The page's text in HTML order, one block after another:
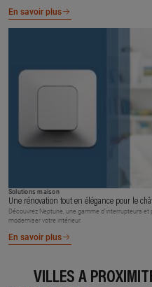
En savoir plus
Solutions maison
Une rénovation tout en élégance pour le
Découvrez Neptune, une gamme d’interrupteurs
moderniser votre intérieur.
En savoir plus
VILLES À